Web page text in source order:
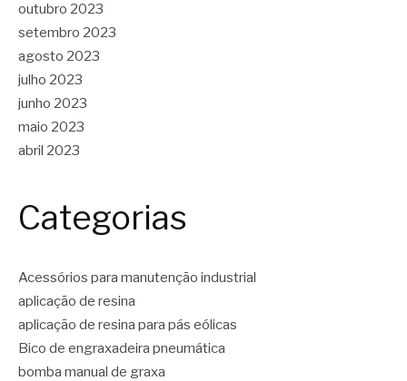
outubro 2023
setembro 2023
agosto 2023
julho 2023
junho 2023
maio 2023
abril 2023
Categorias
Acessórios para manutenção industrial
aplicação de resina
aplicação de resina para pás eólicas
Bico de engraxadeira pneumática
bomba manual de graxa